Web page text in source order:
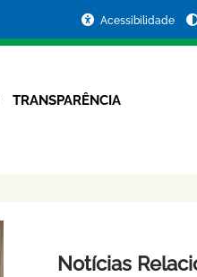
Acessibilidade
TRANSPARÊNCIA
Notícias